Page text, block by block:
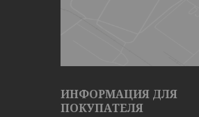
ИНФОРМАЦИЯ ДЛЯ
ПОКУПАТЕЛЯ